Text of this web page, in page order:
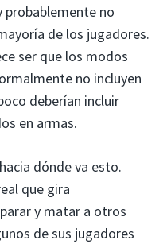
probablemente no
de los jugadores.
ser que los modos
no incluyen
deberían incluir
​​en armas.
dónde va esto.
que gira
y matar a otros
de sus jugadores